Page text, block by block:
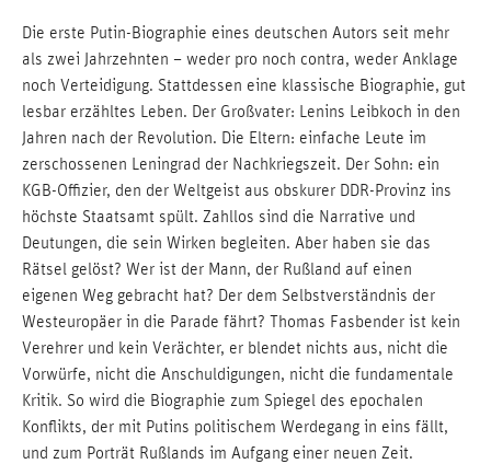
Die erste Putin-Biographie eines deutschen Autors seit mehr
als zwei Jahrzehnten – weder pro noch contra, weder Anklage
noch Verteidigung. Stattdessen eine klassische Biographie, gut
lesbar erzähltes Leben. Der Großvater: Lenins Leibkoch in den
Jahren nach der Revolution. Die Eltern: einfache Leute im
zerschossenen Leningrad der Nachkriegszeit. Der Sohn: ein
KGB-Offizier, den der Weltgeist aus obskurer DDR-Provinz ins
höchste Staatsamt spült. Zahllos sind die Narrative und
Deutungen, die sein Wirken begleiten. Aber haben sie das
Rätsel gelöst? Wer ist der Mann, der Rußland auf einen
eigenen Weg gebracht hat? Der dem Selbstverständnis der
Westeuropäer in die Parade fährt? Thomas Fasbender ist kein
Verehrer und kein Verächter, er blendet nichts aus, nicht die
Vorwürfe, nicht die Anschuldigungen, nicht die fundamentale
Kritik. So wird die Biographie zum Spiegel des epochalen
Konflikts, der mit Putins politischem Werdegang in eins fällt,
und zum Porträt Rußlands im Aufgang einer neuen Zeit.